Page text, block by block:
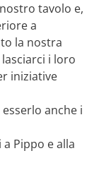
tavolo e,
a
la nostra
i loro
iniziative
anche i
Pippo e alla